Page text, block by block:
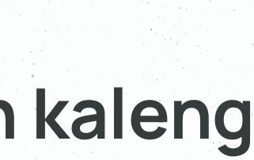
kaleng